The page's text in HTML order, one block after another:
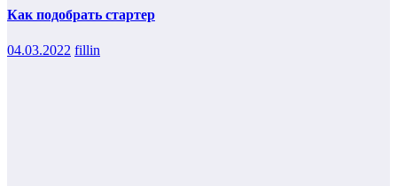
Как подобрать стартер
04.03.2022 fillin